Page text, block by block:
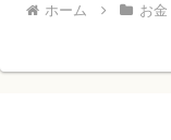
ホーム お金